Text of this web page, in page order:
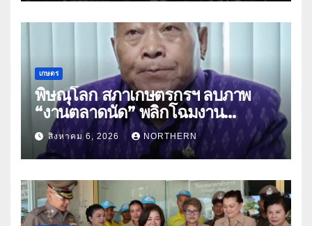
เกษตร
พิษณุโลก สภาเกษตรกรฯ ลบภาพ
“งานตลาดนัด” พลิกโฉมงาน
“เกษตรรุ่งเรืองเมืองสองแคว 69” มุ่ง
ประโยชน์เกษตรกร ดึงนวัตกรรม-จับ
คู่ธุรกิจดันสินค้าเกษตรสู่สากล (คลิป)
สิงหาคม 6, 2026 NORTHERN